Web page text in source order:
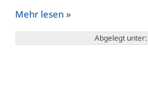
Mehr le­sen »
Ab­ge­legt un­ter: